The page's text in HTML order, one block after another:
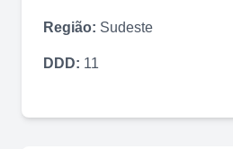
Região: Sudeste
DDD: 11